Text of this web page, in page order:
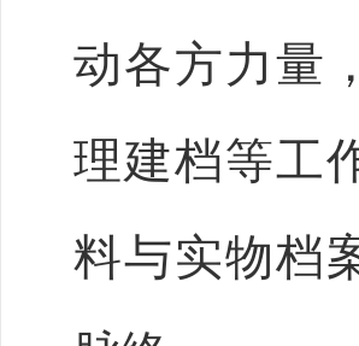
动各方力量
理建档等工
料与实物档